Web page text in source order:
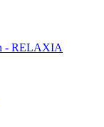
- RELAXIA